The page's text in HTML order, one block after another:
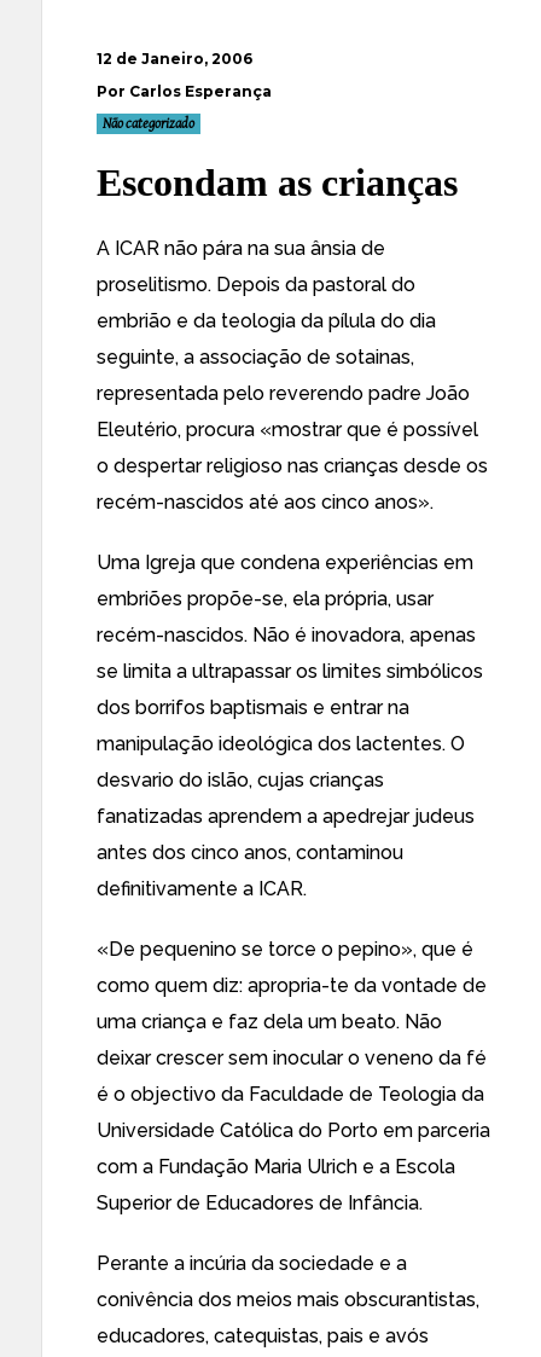
12 de Janeiro, 2006
Por Carlos Esperança
Não categorizado
Escondam as crianças
A ICAR não pára na sua ânsia de
proselitismo. Depois da pastoral do
embrião e da teologia da pílula do dia
seguinte, a associação de sotainas,
representada pelo reverendo padre João
Eleutério, procura «mostrar que é possível
o despertar religioso nas crianças desde os
recém-nascidos até aos cinco anos».
Uma Igreja que condena experiências em
embriões propõe-se, ela própria, usar
recém-nascidos. Não é inovadora, apenas
se limita a ultrapassar os limites simbólicos
dos borrifos baptismais e entrar na
manipulação ideológica dos lactentes. O
desvario do islão, cujas crianças
fanatizadas aprendem a apedrejar judeus
antes dos cinco anos, contaminou
definitivamente a ICAR.
«De pequenino se torce o pepino», que é
como quem diz: apropria-te da vontade de
uma criança e faz dela um beato. Não
deixar crescer sem inocular o veneno da fé
é o objectivo da Faculdade de Teologia da
Universidade Católica do Porto em parceria
com a Fundação Maria Ulrich e a Escola
Superior de Educadores de Infância.
Perante a incúria da sociedade e a
conivência dos meios mais obscurantistas,
educadores, catequistas, pais e avós